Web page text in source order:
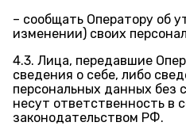
– сообщать Оператору об
изменении) своих
4.3. Лица, передавшие
сведения о себе, либо
персональных данных без
несут ответственность в
законодательством РФ.